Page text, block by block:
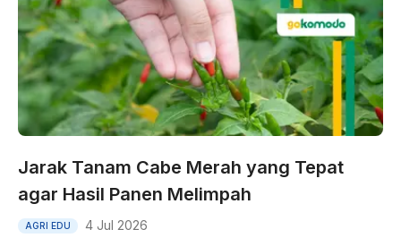
Jarak Tanam Cabe Merah yang Tepat
agar Hasil Panen Melimpah
AGRI EDU 4 Jul 2026